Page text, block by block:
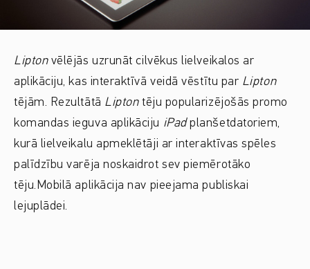
Liptonvēlējās uzrunāt cilvēkus lielveikalos ar
aplikāciju, kas interaktīvā veidā vēstītu par Lipton
tējām. Rezultātā Liptontēju popularizējošās promo
komandas ieguva aplikāciju iPadplanšetdatoriem,
kurā lielveikalu apmeklētāji ar interaktīvas spēles
palīdzību varēja noskaidrot sev piemērotāko
tēju.Mobilā aplikācija nav pieejama publiskai
lejuplādei.